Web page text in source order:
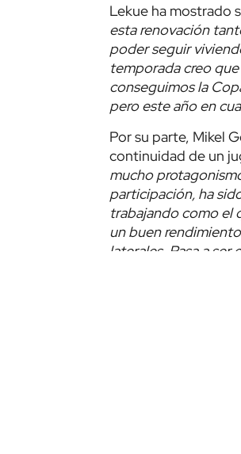
Lekue ha mostrado
esta renovación
poder seguir
temporada creo
conseguimos la
pero este año en
Por su parte, Mikel
continuidad de un
mucho
participación, ha
trabajando como el
un buen
laterales. Pasa a